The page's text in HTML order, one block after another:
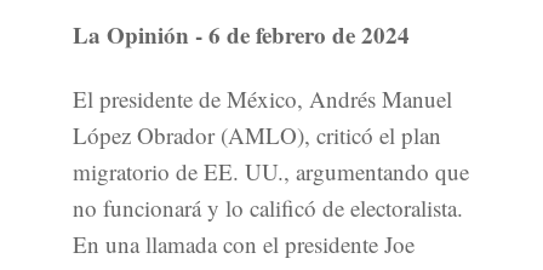
La Opinión - 6 de febrero de 2024
El presidente de México, Andrés Manuel
López Obrador (AMLO), criticó el plan
migratorio de EE. UU., argumentando que
no funcionará y lo calificó de electoralista.
En una llamada con el presidente Joe